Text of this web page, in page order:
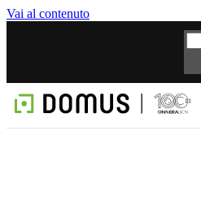
Vai al contenuto